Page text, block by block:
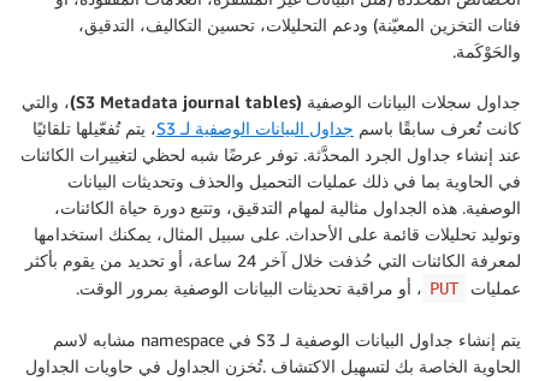
فئات التخزين المعيّنة) ودعم التحليلات، تحسين التكاليف، التدقيق،
والحَوْكَمة.
جداول سجلات البيانات الوصفية (S3 Metadata journal tables)
، والتي
كانت تُعرف سابقًا باسم جداول البيانات الوصفية لـ S3
، يتم تُفعّيلها تلقائيًا
عند إنشاء جداول الجرد المحدَّثة. توفر عرضًا شبه لحظي لتغييرات الكائنات
في الحاوية بما في ذلك عمليات التحميل والحذف وتحديثات البيانات
الوصفية. هذه الجداول مثالية لمهام التدقيق، وتتبع دورة حياة الكائنات،
وتوليد تحليلات قائمة على الأحداث. على سبيل المثال، يمكنك استخدامها
لمعرفة الكائنات التي حُذفت خلال آخر 24 ساعة، أو تحديد من يقوم بأكثر
عمليات
PUT ، أو مراقبة تحديثات البيانات الوصفية بمرور الوقت.
يتم إنشاء جداول البيانات الوصفية لـ S3 في namespace مشابه لاسم
الحاوية الخاصة بك لتسهيل الاكتشاف .تُخزن الجداول في حاويات الجداول